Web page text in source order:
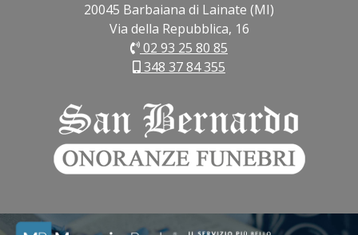
20045 Barbaiana di Lainate (MI)
Via della Repubblica, 16
02 93 25 80 85
348 37 84 355